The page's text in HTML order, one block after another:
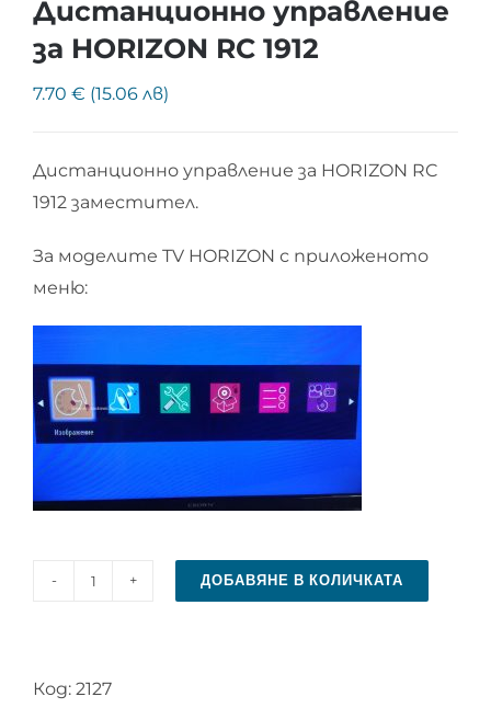
Дистанционно управление
за HORIZON RC 1912
7.70 € (15.06 лв)
Дистанционно управление за HORIZON RC
1912 заместител.
За моделите TV HORIZON с приложеното
меню:
количество
управление
ДОБАВЯНЕ В КОЛИЧКАТА
Код: 2127